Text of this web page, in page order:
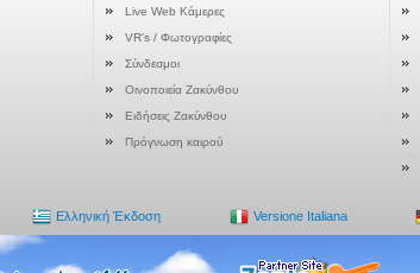
Live Web Κάμερες
VR's / Φωτογραφίες
Σύνδεσμοι
Οινοποιεία Ζακύνθου
Ειδήσεις Ζακύνθου
Πρόγνωση καιρού
Ελληνική Έκδοση Versione Italiana